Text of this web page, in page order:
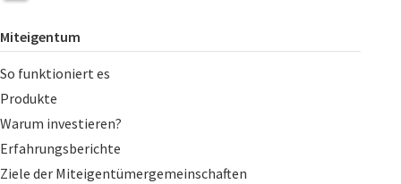
Miteigentum
So funktioniert es
Produkte
Warum investieren?
Erfahrungsberichte
Ziele der Miteigentümergemeinschaften